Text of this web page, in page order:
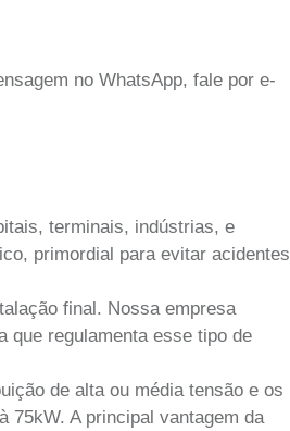
no WhatsApp, fale por e-
terminais, indústrias, e
primordial para evitar acidentes
final. Nossa empresa
que regulamenta esse tipo de
de alta ou média tensão e os
75kW. A principal vantagem da